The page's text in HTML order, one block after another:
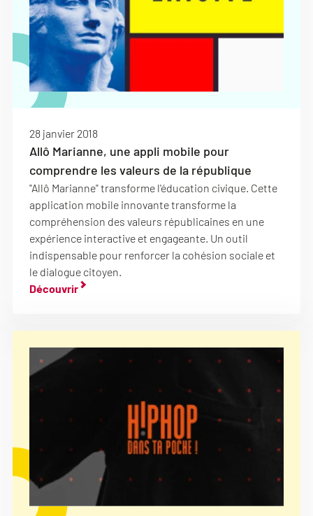
28 janvier 2018
Allô Marianne, une appli mobile pour
comprendre les valeurs de la république
"Allô Marianne" transforme l'éducation civique. Cette
application mobile innovante transforme la
compréhension des valeurs républicaines en une
expérience interactive et engageante. Un outil
indispensable pour renforcer la cohésion sociale et
le dialogue citoyen.
Découvrir